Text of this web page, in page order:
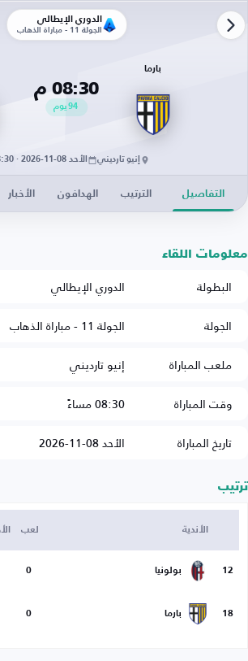
الدوري الإيطالي
الجولة 11 - مباراة الذهاب
بارما
08:30 م
94يوم
إنيو تارديني الأحد 08-11-2026 · 08:30 م
التفاصيل الترتيب الهدافون الأخبار
معلومات اللقاء
البطولة
الدوري الإيطالي
الجولة
الجولة 11 - مباراة الذهاب
ملعب المباراة
إنيو تارديني
وقت المباراة
08:30 مساءً
تاريخ المباراة
الأحد 08-11-2026
ترتيب
الأندية لعب
12 بولونيا 0
18 بارما 0